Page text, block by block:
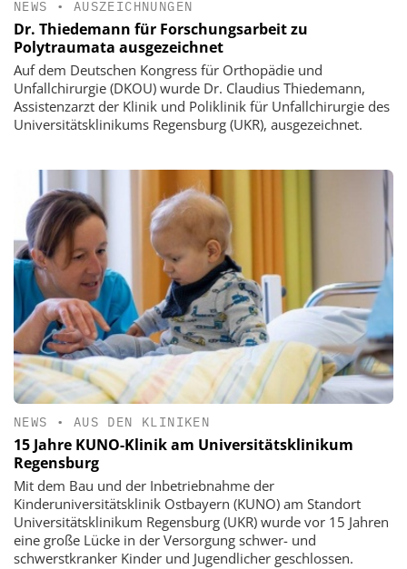
NEWS • AUSZEICHNUNGEN
Dr. Thiedemann für Forschungsarbeit zu
Polytraumata ausgezeichnet
Auf dem Deutschen Kongress für Orthopädie und
Unfallchirurgie (DKOU) wurde Dr. Claudius Thiedemann,
Assistenzarzt der Klinik und Poliklinik für Unfallchirurgie des
Universitätsklinikums Regensburg (UKR), ausgezeichnet.
NEWS • AUS DEN KLINIKEN
15 Jahre KUNO-Klinik am Universitätsklinikum
Regensburg
Mit dem Bau und der Inbetriebnahme der
Kinderuniversitätsklinik Ostbayern (KUNO) am Standort
Universitätsklinikum Regensburg (UKR) wurde vor 15 Jahren
eine große Lücke in der Versorgung schwer- und
schwerstkranker Kinder und Jugendlicher geschlossen.